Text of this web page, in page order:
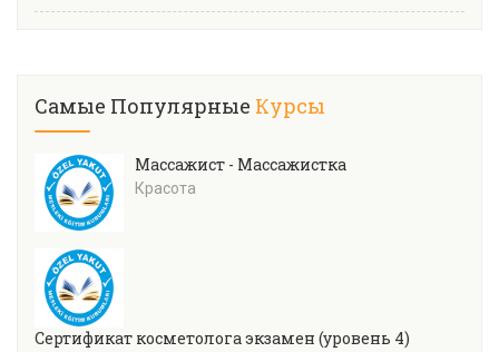
Самые Популярные Курсы
Массажист - Массажистка
Красота
Сертификат косметолога экзамен (уровень 4)